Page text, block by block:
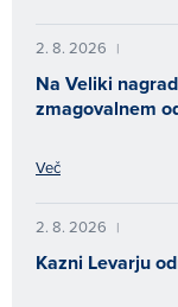
2. 8. 2026 |
Na Veliki
zmagovalnem
Več
2. 8. 2026 |
Kazni Levarju